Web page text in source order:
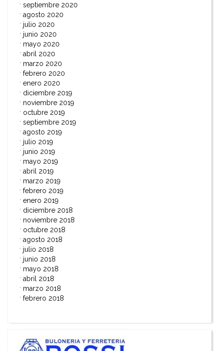
septiembre 2020
agosto 2020
julio 2020
junio 2020
mayo 2020
abril 2020
marzo 2020
febrero 2020
enero 2020
diciembre 2019
noviembre 2019
octubre 2019
septiembre 2019
agosto 2019
julio 2019
junio 2019
mayo 2019
abril 2019
marzo 2019
febrero 2019
enero 2019
diciembre 2018
noviembre 2018
octubre 2018
agosto 2018
julio 2018
junio 2018
mayo 2018
abril 2018
marzo 2018
febrero 2018